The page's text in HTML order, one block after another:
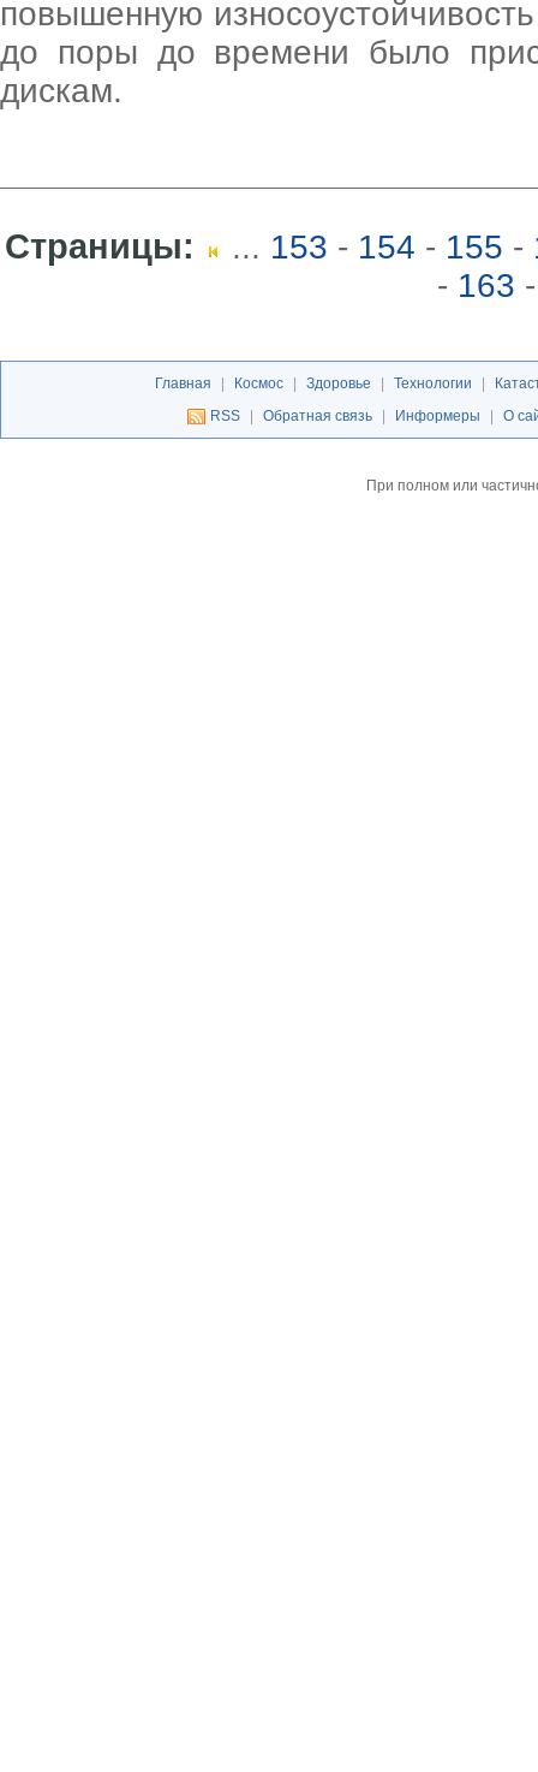
повышенную
до поры до времени было
дискам.
Страницы: ... 153 - 154 - 155 -
- 163 -
Главная Космос Здоровье Технологии
RSS
Обратная связь Информеры О
При полном или